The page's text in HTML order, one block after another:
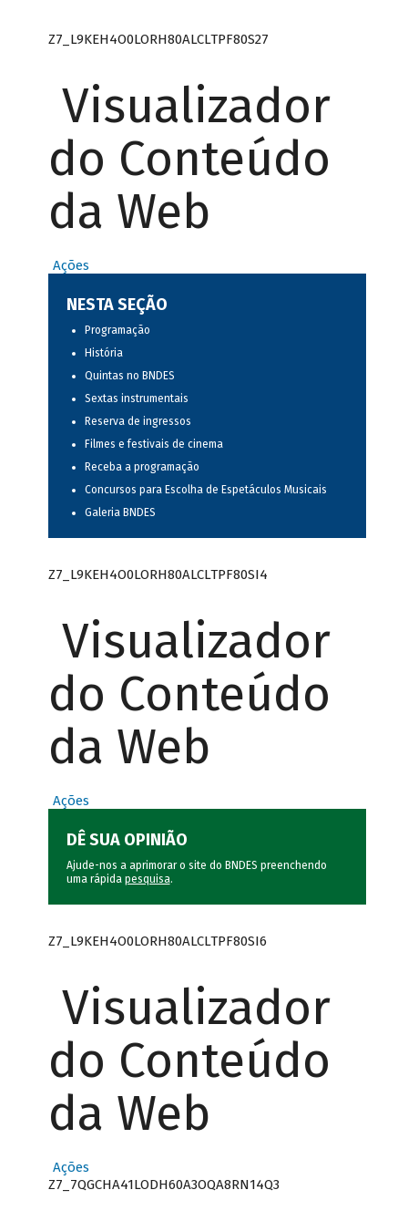
Z7_L9KEH4O0LORH80ALCLTPF80S27
Visualizador
do Conteúdo
da Web
Ações
NESTA SEÇÃO
Programação
História
Quintas no BNDES
Sextas instrumentais
Reserva de ingressos
Filmes e festivais de cinema
Receba a programação
Concursos para Escolha de Espetáculos Musicais
Galeria BNDES
Z7_L9KEH4O0LORH80ALCLTPF80SI4
Visualizador
do Conteúdo
da Web
Ações
DÊ SUA OPINIÃO
Ajude-nos a aprimorar o site do BNDES preenchendo
uma rápida pesquisa.
Z7_L9KEH4O0LORH80ALCLTPF80SI6
Visualizador
do Conteúdo
da Web
Ações
Z7_7QGCHA41LODH60A3OQA8RN14Q3